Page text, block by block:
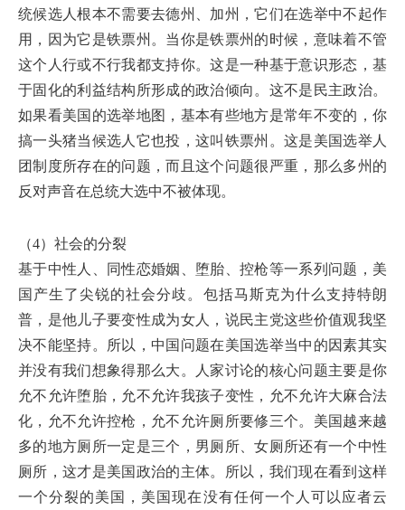
统候选人根本不需要去德州、加州，它们在选举中不起作
用，因为它是铁票州。当你是铁票州的时候，意味着不管
这个人行或不行我都支持你。这是一种基于意识形态，基
于固化的利益结构所形成的政治倾向。这不是民主政治。
如果看美国的选举地图，基本有些地方是常年不变的，你
搞一头猪当候选人它也投，这叫铁票州。这是美国选举人
团制度所存在的问题，而且这个问题很严重，那么多州的
反对声音在总统大选中不被体现。
（4）社会的分裂
基于中性人、同性恋婚姻、堕胎、控枪等一系列问题，美
国产生了尖锐的社会分歧。包括马斯克为什么支持特朗
普，是他儿子要变性成为女人，说民主党这些价值观我坚
决不能坚持。所以，中国问题在美国选举当中的因素其实
并没有我们想象得那么大。人家讨论的核心问题主要是你
允不允许堕胎，允不允许我孩子变性，允不允许大麻合法
化，允不允许控枪，允不允许厕所要修三个。美国越来越
多的地方厕所一定是三个，男厕所、女厕所还有一个中性
厕所，这才是美国政治的主体。所以，我们现在看到这样
一个分裂的美国，美国现在没有任何一个人可以应者云